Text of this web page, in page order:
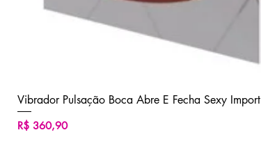
Vibrador Pulsação Boca Abre E Fecha Sexy Import
Preço
R$ 360,90